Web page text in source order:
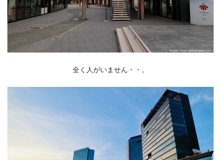
全く人がいません・・。